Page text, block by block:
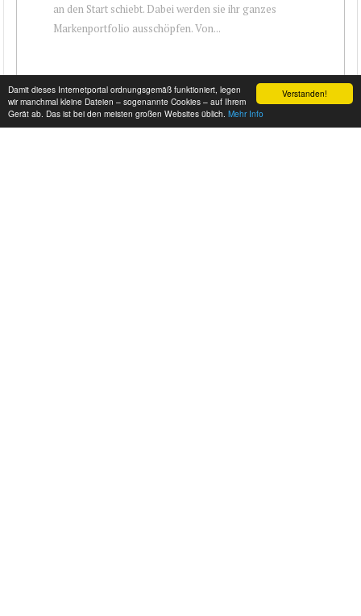
Verstanden!
Damit dieses Internetportal ordnungsgemäß funktioniert, legen
wir manchmal kleine Dateien – sogenannte Cookies – auf Ihrem
Gerät ab. Das ist bei den meisten großen Websites üblich. Mehr Info
an den Start schiebt. Dabei werden sie ihr ganzes
Markenportfolio ausschöpfen. Von...